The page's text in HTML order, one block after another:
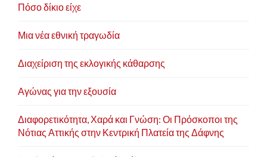
Πόσο δίκιο είχε
Μια νέα εθνική τραγωδία
Διαχείριση της εκλογικής κάθαρσης
Αγώνας για την εξουσία
Διαφορετικότητα, Χαρά και Γνώση: Οι Πρόσκοποι της
Νότιας Αττικής στην Κεντρική Πλατεία της Δάφνης